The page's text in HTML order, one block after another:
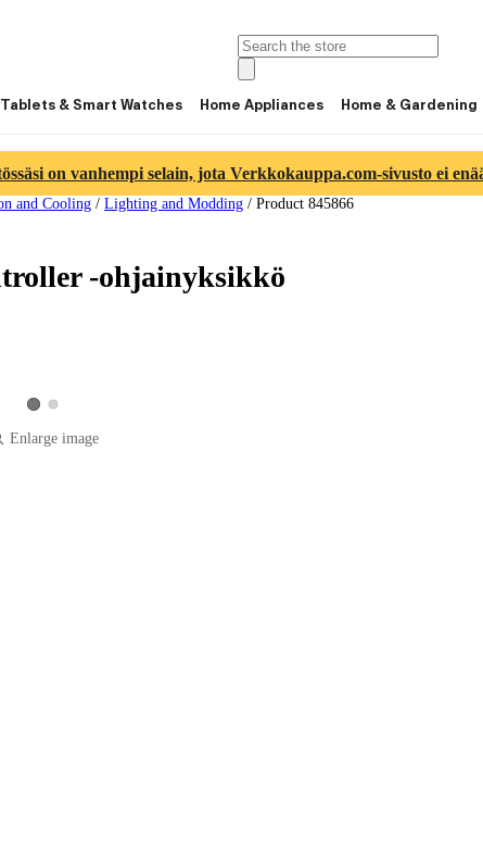
Tablets & Smart Watches Home Appliances Home & Gardening
on vanhempi selain, jota Verkkokauppa.com-sivusto ei
and Cooling / Lighting and Modding / Product 845866
-ohjainyksikkö
View product image 1
View product image 2
Enlarge image